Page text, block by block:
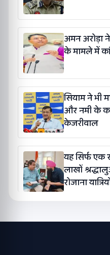
अमन अरोड़ा
के मामले में
सियाम ने भी
और नमी के
केजरीवाल
यह सिर्फ एक
लाखों
रोजाना